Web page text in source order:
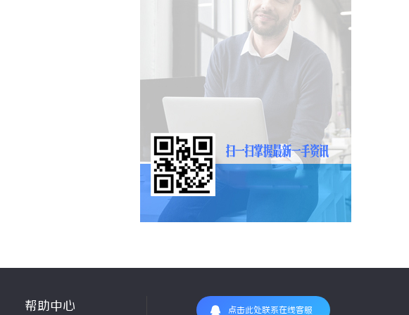
帮助中心 点击此处联系在线客服